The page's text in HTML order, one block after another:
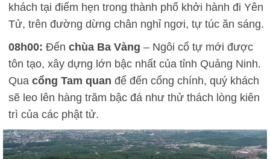
khách tại điểm hẹn trong thành phố khởi hành đi Yên
Tử, trên đường dừng chân nghỉ ngơi, tự túc ăn sáng.
08h00: Đến chùa Ba Vàng – Ngôi cổ tự mới được
tôn tạo, xây dựng lớn bậc nhất của tỉnh Quảng Ninh.
Quacổng Tam quan để đến cổng chính, quý khách
sẽ leo lên hàng trăm bậc đá như thử thách lòng kiên
trì của các phật tử.